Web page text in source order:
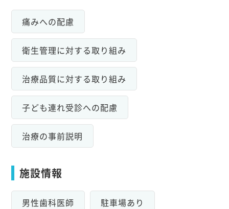
痛みへの配慮
衛生管理に対する取り組み
治療品質に対する取り組み
子ども連れ受診への配慮
治療の事前説明
施設情報
男性歯科医師 駐車場あり